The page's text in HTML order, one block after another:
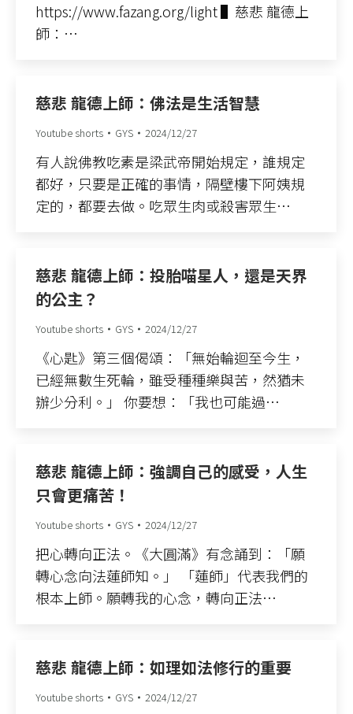
https://www.fazang.org/light ▌慈悲 龍德上
師：…
慈悲 龍德上師：佛法是生活智慧
Youtube shorts GYS 2024/12/27
有人說佛教吃素是梁武帝開始規定，誰規定
都好，只要是正確的事情，隔壁樓下阿姨規
定的，都要去做。吃眾生肉或殺害眾生…
慈悲 龍德上師：投胎喵星人，還是天界
的公主？
Youtube shorts GYS 2024/12/27
《心匙》第三個偈頌：「無始輪迴至今生，
已經無數生死輪，雖受種種樂與苦，然猶未
辦少分利。」 你要想：「我也可能過…
慈悲 龍德上師：強調自己的感受，人生
只會更痛苦！
Youtube shorts GYS 2024/12/27
把心轉向正法。《大圓滿》有念誦到：「願
轉心念向法蓮師知。」 「蓮師」代表我們的
根本上師。願轉我的心念，轉向正法…
慈悲 龍德上師：如理如法修行的重要
Youtube shorts GYS 2024/12/27